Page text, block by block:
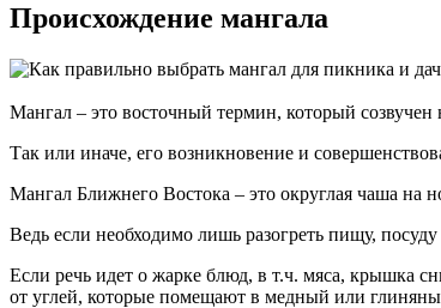
Происхождение мангала
Мангал – это восточный термин, который
Так или иначе, его возникновение и
Мангал Ближнего Востока – это округлая чаша на
Ведь если необходимо лишь разогреть пищу,
Если речь идет о жарке блюд, в т.ч. мяса, крышка
от углей, которые помещают в медный или